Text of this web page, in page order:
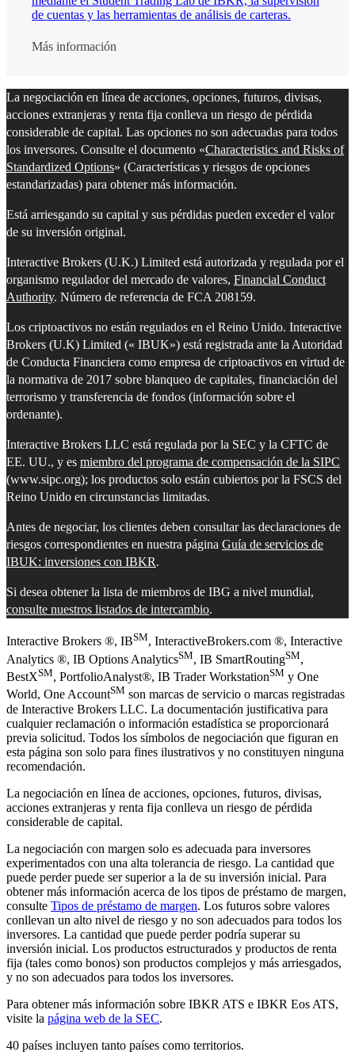
de cuentas y las herramientas de análisis de carteras.
Más información
La negociación en línea de acciones, opciones, futuros, divisas,
acciones extranjeras y renta fija conlleva un riesgo de pérdida
considerable de capital. Las opciones no son adecuadas para todos
los inversores. Consulte el documento «Characteristics and Risks of
Standardized Options» (Características y riesgos de opciones
estandarizadas) para obtener más información.
Está arriesgando su capital y sus pérdidas pueden exceder el valor
de su inversión original.
Interactive Brokers (U.K.) Limited está autorizada y regulada por el
organismo regulador del mercado de valores, Financial Conduct
Authority. Número de referencia de FCA 208159.
Los criptoactivos no están regulados en el Reino Unido. Interactive
Brokers (U.K) Limited (« IBUK») está registrada ante la Autoridad
de Conducta Financiera como empresa de criptoactivos en virtud de
la normativa de 2017 sobre blanqueo de capitales, financiación del
terrorismo y transferencia de fondos (información sobre el
ordenante).
Interactive Brokers LLC está regulada por la SEC y la CFTC de
EE. UU., y es miembro del programa de compensación de la SIPC
(www.sipc.org); los productos solo están cubiertos por la FSCS del
Reino Unido en circunstancias limitadas.
Antes de negociar, los clientes deben consultar las declaraciones de
riesgos correspondientes en nuestra página Guía de servicios de
IBUK: inversiones con IBKR.
Si desea obtener la lista de miembros de IBG a nivel mundial,
consulte nuestros listados de intercambio.
Interactive Brokers ®, IBSM, InteractiveBrokers.com ®, Interactive
Analytics ®, IB Options AnalyticsSM, IB SmartRoutingSM,
BestXSM, PortfolioAnalyst®, IB Trader WorkstationSM y One
World, One AccountSM son marcas de servicio o marcas registradas
de Interactive Brokers LLC. La documentación justificativa para
cualquier reclamación o información estadística se proporcionará
previa solicitud. Todos los símbolos de negociación que figuran en
esta página son solo para fines ilustrativos y no constituyen ninguna
recomendación.
La negociación en línea de acciones, opciones, futuros, divisas,
acciones extranjeras y renta fija conlleva un riesgo de pérdida
considerable de capital.
La negociación con margen solo es adecuada para inversores
experimentados con una alta tolerancia de riesgo. La cantidad que
puede perder puede ser superior a la de su inversión inicial. Para
obtener más información acerca de los tipos de préstamo de margen,
consulte Tipos de préstamo de margen. Los futuros sobre valores
conllevan un alto nivel de riesgo y no son adecuados para todos los
inversores. La cantidad que puede perder podría superar su
inversión inicial. Los productos estructurados y productos de renta
fija (tales como bonos) son productos complejos y más arriesgados,
y no son adecuados para todos los inversores.
Para obtener más información sobre IBKR ATS e IBKR Eos ATS,
visite la página web de la SEC.
40 países incluyen tanto países como territorios.